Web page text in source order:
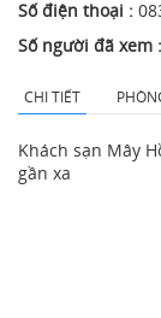
Số điện thoại :
Số người đã xem :
CHI TIẾT
Khách sạn Mây
gần xa